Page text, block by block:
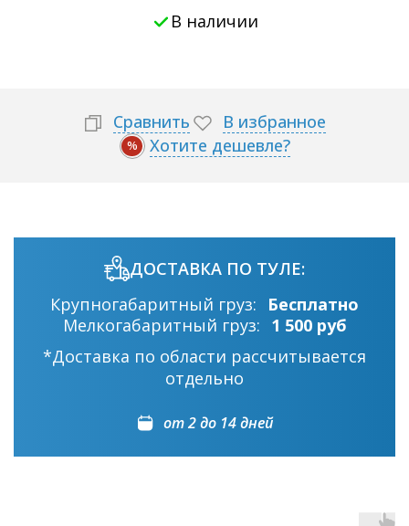
В наличии
Сравнить В избранное
% Хотите дешевле?
ДОСТАВКА ПО ТУЛЕ:
Крупногабаритный груз:
Бесплатно
Мелкогабаритный груз: 1 500 руб
*Доставка по области рассчитывается
отдельно
от 2 до 14 дней